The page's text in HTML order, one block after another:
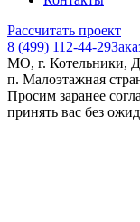
Рассчитать проект
8 (499) 112-44-29
МО, г. Котельники,
п. Малоэтажная
Просим заранее
принять вас без